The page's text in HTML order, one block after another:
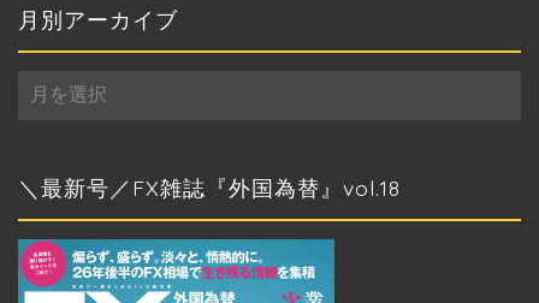
ー
月別アーカイブ
別
カ
＼最新号／FX雑誌『外国為替』vol.18